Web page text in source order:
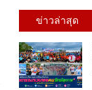
ข่าวล่าสุด